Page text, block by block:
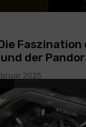
Faszination
der
2025